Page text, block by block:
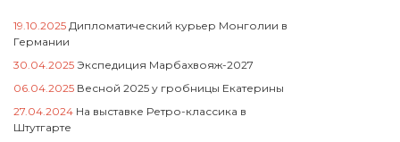
19.10.2025 Дипломатический курьер Монголии в
Германии
30.04.2025 Экспедиция Марбахвояж-2027
06.04.2025 Весной 2025 у гробницы Екатерины
27.04.2024 На выставке Ретро-классика в
Штутгарте